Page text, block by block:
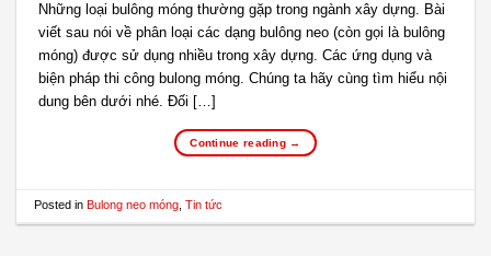
Những loại bulông móng thường gặp trong ngành xây dựng. Bài
viết sau nói về phân loại các dạng bulông neo (còn gọi là bulông
móng) được sử dụng nhiều trong xây dựng. Các ứng dụng và
biện pháp thi công bulong móng. Chúng ta hãy cùng tìm hiểu nội
dung bên dưới nhé. Đối […]
Continue reading →
Posted in Bulong neo móng, Tin tức